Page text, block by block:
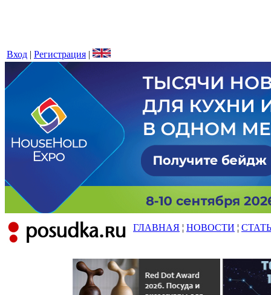
Вход | Регистрация |
ГЛАВНАЯ ¦ НОВОСТИ ¦